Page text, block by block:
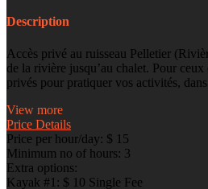
Description
Accès privé au ruisseau Pelletier
de la rivière jusqu’au chalet. Pour
privés pour pratiquer vos activités,
View more
Price Details
Price per hour/day: $ 15
Minimum no of hours: 3
Extra options:
Kayak #1: $ 10 Single Fee